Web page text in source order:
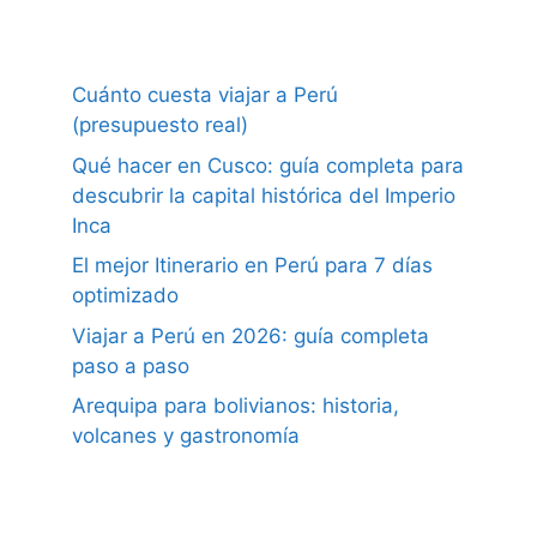
Cuánto cuesta viajar a Perú
(presupuesto real)
Qué hacer en Cusco: guía completa para
descubrir la capital histórica del Imperio
Inca
El mejor Itinerario en Perú para 7 días
optimizado
Viajar a Perú en 2026: guía completa
paso a paso
Arequipa para bolivianos: historia,
volcanes y gastronomía